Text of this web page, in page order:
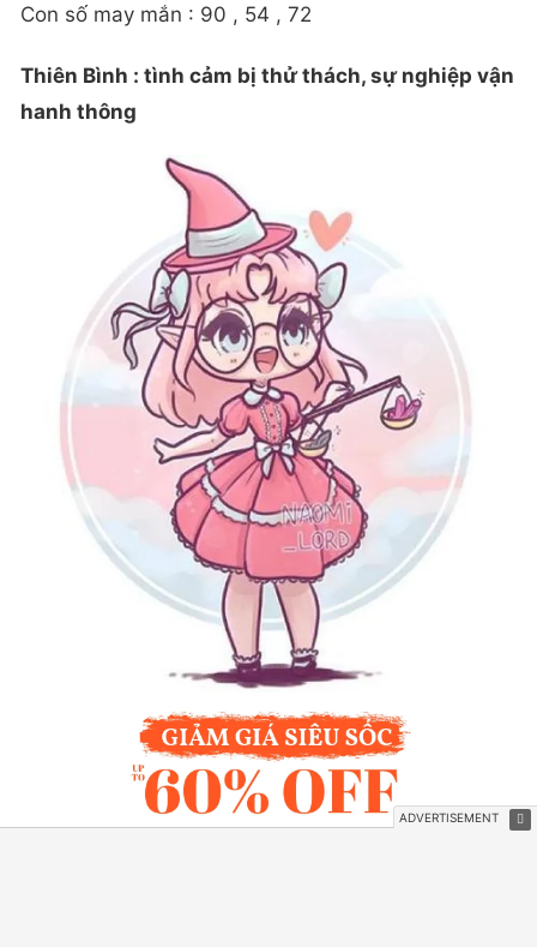
Con số may mắn : 90 , 54 , 72
Thiên Bình : tình cảm bị thử thách, sự nghiệp vận
hanh thông